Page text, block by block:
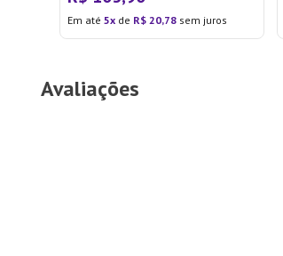
Em até 5 de R$ 20,78 sem juros
Avaliações